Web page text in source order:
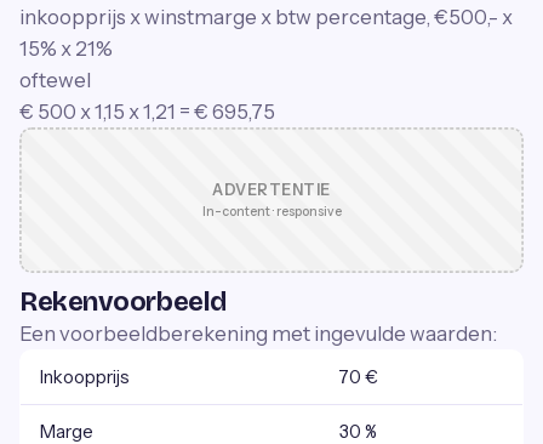
inkoopprijs x winstmarge x btw percentage, €500,- x
15% x 21%
oftewel
€ 500 x 1,15 x 1,21 = € 695,75
ADVERTENTIE
In-content · responsive
Rekenvoorbeeld
Een voorbeeldberekening met ingevulde waarden:
Inkoopprijs 70 €
Marge 30 %